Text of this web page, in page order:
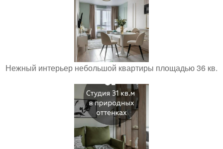
Нежный интерьер небольшой квартиры площадью 36 кв.